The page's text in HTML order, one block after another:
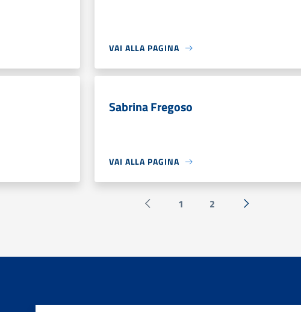
VAI ALLA PAGINA
Sabrina Fregoso
VAI ALLA PAGINA
Pagina precedente
1 2
Successiva »